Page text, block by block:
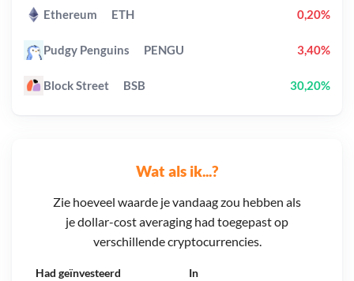
Wat als ik...?
Zie hoeveel waarde je vandaag zou hebben als
je dollar-cost averaging had toegepast op
verschillende cryptocurrencies.
Had geïnvesteerd In
Ethereum ETH 0,20%
Pudgy Penguins PENGU 3,40%
Block Street BSB 30,20%